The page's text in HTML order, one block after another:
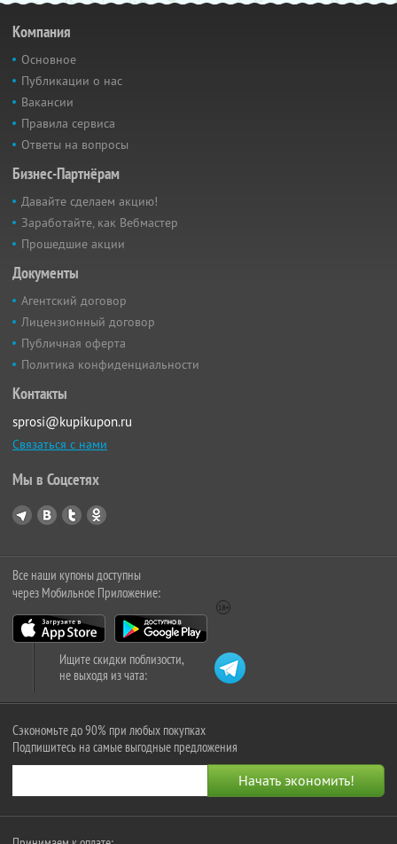
Компания
Основное
Публикации о нас
Вакансии
Правила сервиса
Ответы на вопросы
Бизнес-Партнёрам
Давайте сделаем акцию!
Заработайте, как Вебмастер
Прошедшие акции
Документы
Агентский договор
Лицензионный договор
Публичная оферта
Политика конфиденциальности
Контакты
sprosi@kupikupon.ru
Связаться с нами
Мы в Соцсетях
Все наши купоны доступны
через Мобильное Приложение:
Ищите скидки поблизости,
не выходя из чата:
Сэкономьте до 90% при любых покупках
Подпишитесь на самые выгодные предложения